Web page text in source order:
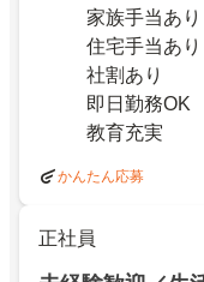
家族手当あり
住宅手当あり
社割あり
即日勤務OK
教育充実
かんたん応募
正社員